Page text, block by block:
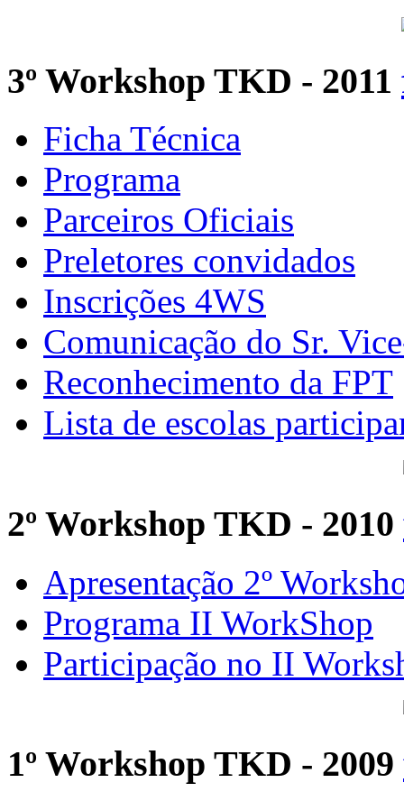
3º Workshop TKD - 2011
Ficha Técnica
Programa
Parceiros Oficiais
Preletores convidados
Inscrições 4WS
Comunicação do Sr.
Reconhecimento da FPT
Lista de escolas
2º Workshop TKD - 2010
Apresentação 2º
Programa II WorkShop
Participação no II
1º Workshop TKD - 2009